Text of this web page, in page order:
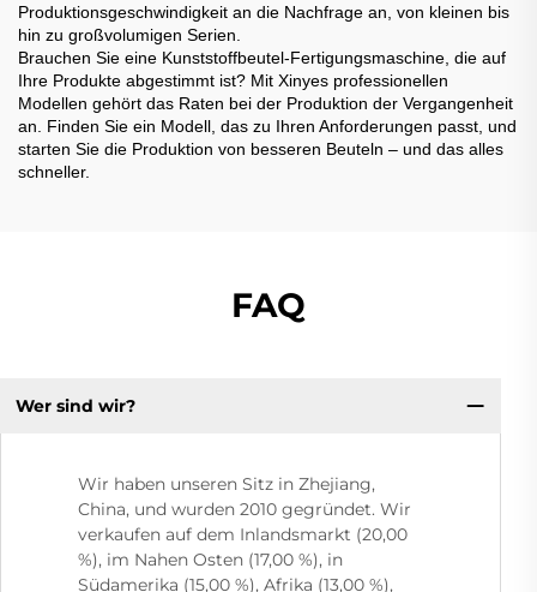
Produktionsgeschwindigkeit an die Nachfrage an, von kleinen bis
hin zu großvolumigen Serien.
Brauchen Sie eine Kunststoffbeutel-Fertigungsmaschine, die auf
Ihre Produkte abgestimmt ist? Mit Xinyes professionellen
Modellen gehört das Raten bei der Produktion der Vergangenheit
an. Finden Sie ein Modell, das zu Ihren Anforderungen passt, und
starten Sie die Produktion von besseren Beuteln – und das alles
schneller.
FAQ
Wer sind wir?
Wir haben unseren Sitz in Zhejiang,
China, und wurden 2010 gegründet. Wir
verkaufen auf dem Inlandsmarkt (20,00
%), im Nahen Osten (17,00 %), in
Südamerika (15,00 %), Afrika (13,00 %),